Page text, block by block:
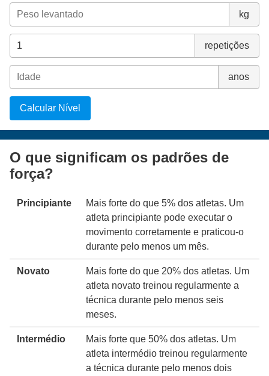
kg
repetições
anos
Calcular Nível
O que significam os padrões de
força?
Principiante
Mais forte do que 5% dos atletas. Um
atleta principiante pode executar o
movimento corretamente e praticou-o
durante pelo menos um mês.
Novato
Mais forte do que 20% dos atletas. Um
atleta novato treinou regularmente a
técnica durante pelo menos seis
meses.
Intermédio
Mais forte que 50% dos atletas. Um
atleta intermédio treinou regularmente
a técnica durante pelo menos dois